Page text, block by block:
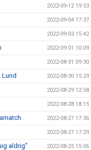
2022-09-12 19:53
2022-09-04 17:37
2022-09-03 15:42
2022-09-01 10:09
2022-08-31 09:30
2022-08-30 15:29
2022-08-29 12:58
2022-08-28 18:15
2022-08-27 17:36
2022-08-27 17:29
aldrig" 2022-08-25 15:06